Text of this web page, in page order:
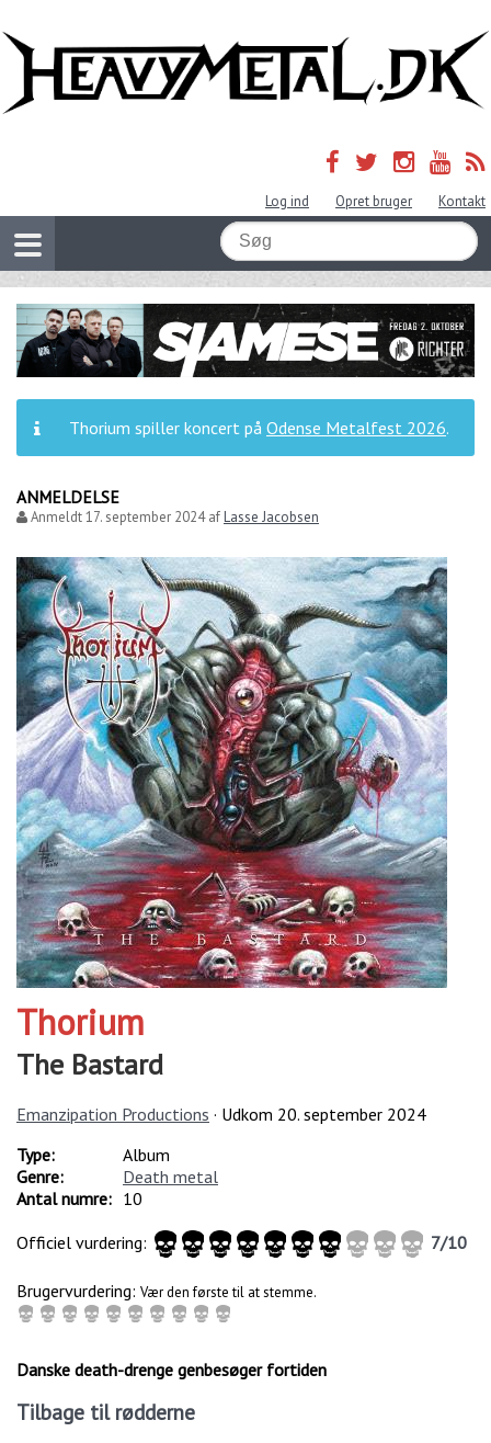
Log ind Opret bruger Kontakt
Thorium spiller koncert på Odense Metalfest 2026.
ANMELDELSE
Anmeldt17. september 2024afLasse Jacobsen
Thorium
The Bastard
Emanzipation Productions · Udkom 20. september 2024
Type:
Album
Genre:
Death metal
Antal numre: 10
Officiel vurdering:
7/10
Brugervurdering: Vær den første til at stemme.
Danske death-drenge genbesøger fortiden
Tilbage til rødderne